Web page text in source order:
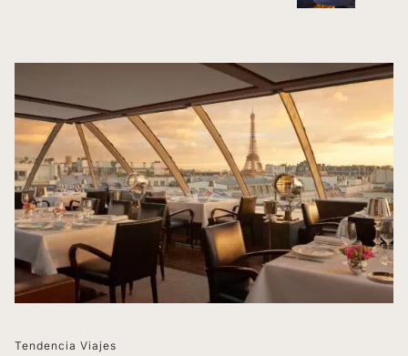
Tendencia Viajes